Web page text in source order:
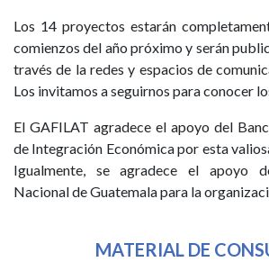
Los 14 proyectos estarán
comienzos del año próximo y serán
través de la redes y espacios de
Los invitamos a seguirnos para conocer
El GAFILAT agradece el apoyo del
de Integración Económica por esta
Igualmente, se agradece el apoyo
Nacional de Guatemala para la
MATERIAL DE